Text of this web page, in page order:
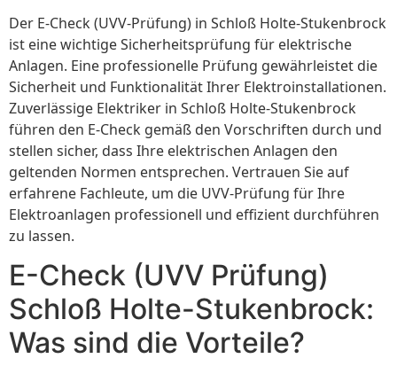
Der E-Check (UVV-Prüfung) in Schloß Holte-Stukenbrock
ist eine wichtige Sicherheitsprüfung für elektrische
Anlagen. Eine professionelle Prüfung gewährleistet die
Sicherheit und Funktionalität Ihrer Elektroinstallationen.
Zuverlässige Elektriker in Schloß Holte-Stukenbrock
führen den E-Check gemäß den Vorschriften durch und
stellen sicher, dass Ihre elektrischen Anlagen den
geltenden Normen entsprechen. Vertrauen Sie auf
erfahrene Fachleute, um die UVV-Prüfung für Ihre
Elektroanlagen professionell und effizient durchführen
zu lassen.
E-Check (UVV Prüfung)
Schloß Holte-Stukenbrock:
Was sind die Vorteile?